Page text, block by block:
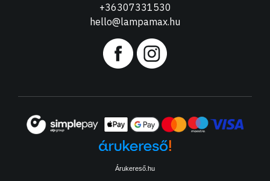
+36307331530
hello@lampamax.hu
Árukereső.hu